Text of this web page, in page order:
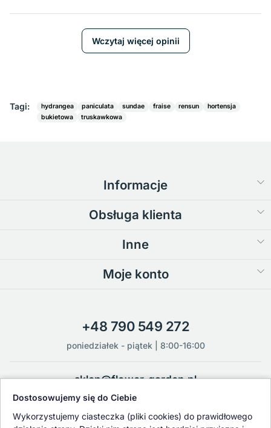
Wczytaj więcej opinii
Tagi: hydrangea paniculata sundae fraise rensun
hortensja
bukietowa
truskawkowa
Informacje
Obsługa klienta
Inne
Moje konto
+48 790 549 272
poniedziałek - piątek | 8:00-16:00
sklep@flower-garden.pl
Oferowane przez nas rośliny i nasiona podlegają regularnej ścisłej
Dostosowujemy się do Ciebie
Wykorzystujemy ciasteczka (pliki cookies) do prawidłowego